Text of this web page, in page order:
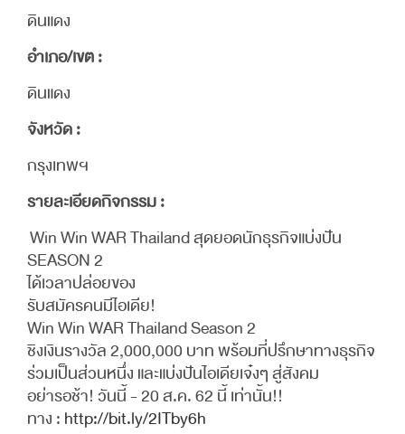
ดินแดง
อำเภอ/เขต :
ดินแดง
จังหวัด :
กรุงเทพฯ
รายละเอียดกิจกรรม :
Win Win WAR Thailand สุดยอดนักธุรกิจแบ่งปัน
SEASON 2
ได้เวลาปล่อยของ
รับสมัครคนมีไอเดีย!
Win Win WAR Thailand Season 2
ชิงเงินรางวัล 2,000,000 บาท พร้อมที่ปรึกษาทางธุรกิจ
ร่วมเป็นส่วนหนึ่ง และแบ่งปันไอเดียเจ๋งๆ สู่สังคม
อย่ารอช้า! วันนี้ - 20 ส.ค. 62 นี้ เท่านั้น!!
ทาง : http://bit.ly/2ITby6h